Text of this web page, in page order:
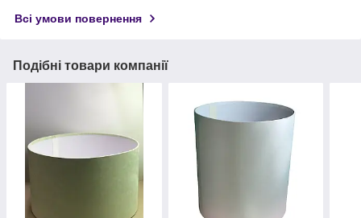
Всі умови повернення
Подібні товари компанії